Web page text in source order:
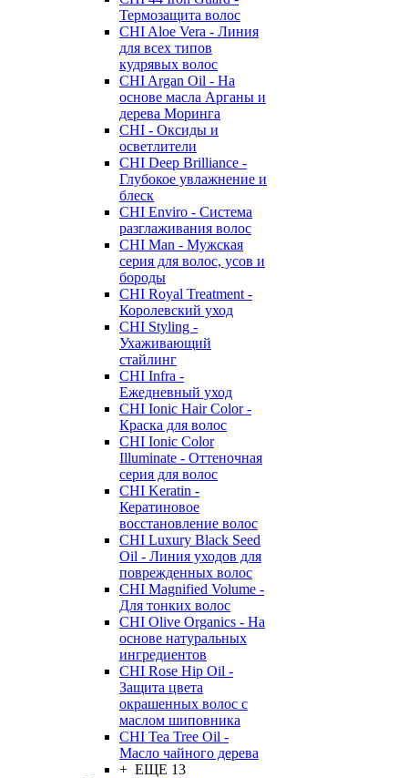
Термозащита волос
CHI Aloe Vera - Линия
для всех типов
кудрявых волос
CHI Argan Oil - На
основе масла Арганы и
дерева Моринга
CHI - Оксиды и
осветлители
CHI Deep Brilliance -
Глубокое увлажнение и
блеск
CHI Enviro - Система
разглаживания волос
CHI Man - Мужская
серия для волос, усов и
бороды
CHI Royal Treatment -
Королевский уход
CHI Styling -
Ухаживающий
стайлинг
CHI Infra -
Ежедневный уход
CHI Ionic Hair Color -
Краска для волос
CHI Ionic Color
Illuminate - Оттеночная
серия для волос
CHI Keratin -
Кератиновое
восстановление волос
CHI Luxury Black Seed
Oil - Линия уходов для
поврежденных волос
CHI Magnified Volume -
Для тонких волос
CHI Olive Organics - На
основе натуральных
ингредиентов
CHI Rose Hip Oil -
Защита цвета
окрашенных волос с
маслом шиповника
CHI Tea Tree Oil -
Масло чайного дерева
+ ЕЩЕ 13